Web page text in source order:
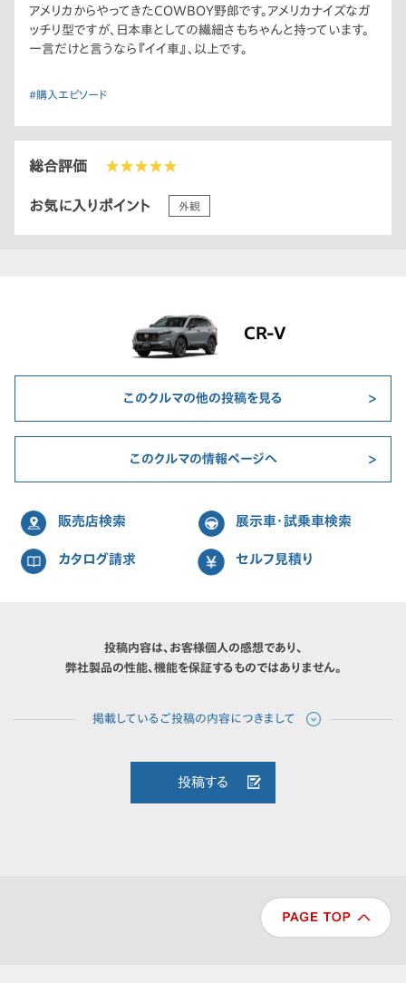
アメリカからやってきたCOWBOY野郎です。アメリカナイズなガ
ッチリ型ですが、日本車としての繊細さもちゃんと持っています。
一言だけと言うなら『イイ車』、以上です。
#購入エピソード
総合評価 ★★★★★
お気に入りポイント 外観
CR-V
このクルマの他の投稿を見る
このクルマの情報ページへ
販売店検索 展示車・試乗車検索
カタログ請求 セルフ見積り
投稿内容は、お客様個人の感想であり、
弊社製品の性能、機能を保証するものではありません。
投稿する